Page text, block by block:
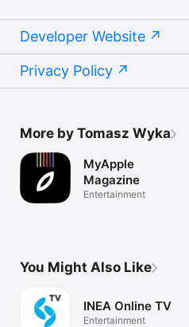
Developer Website
Privacy Policy
More by Tomasz Wyka
MyApple
Magazine
Entertainment
You Might Also Like
INEA Online TV
Entertainment